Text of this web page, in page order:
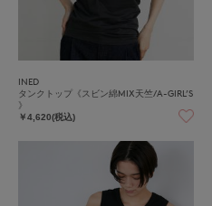
INED
タンクトップ《スビン綿MIX天竺/A-GIRL’S
》
￥4,620(税込)